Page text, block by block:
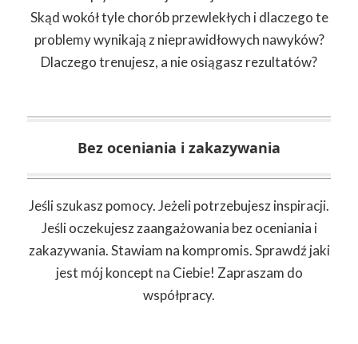
Skąd wokół tyle chorób przewlekłych i dlaczego te
problemy wynikają z nieprawidłowych nawyków?
Dlaczego trenujesz, a nie osiągasz rezultatów?
Bez oceniania i zakazywania
Jeśli szukasz pomocy. Jeżeli potrzebujesz inspiracji.
Jeśli oczekujesz zaangażowania bez oceniania i
zakazywania. Stawiam na kompromis. Sprawdź jaki
jest mój koncept na Ciebie! Zapraszam do
współpracy.